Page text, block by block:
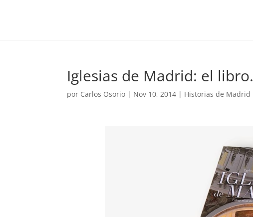
Iglesias de Madrid: el libro.
por Carlos Osorio | Nov 10, 2014 | Historias de Madrid